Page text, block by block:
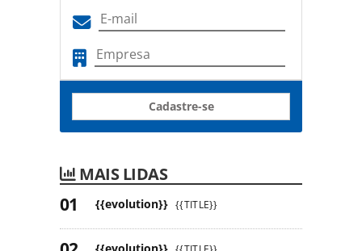
Cadastre-se
MAIS LIDAS
{{evolution}} {{TITLE}}